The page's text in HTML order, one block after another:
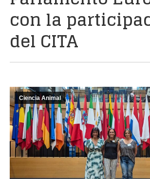
con la
del CITA
Ciencia Animal